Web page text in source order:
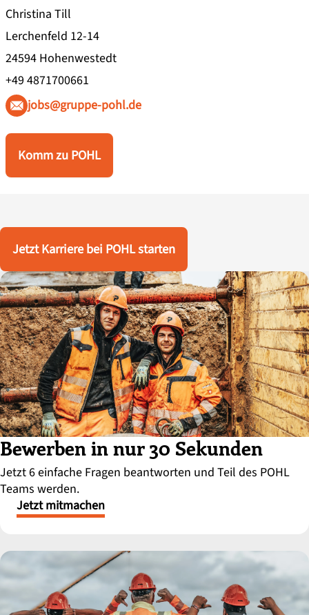
Christina Till
Lerchenfeld 12-14
24594 Hohenwestedt
+49 4871700661
jobs@gruppe-pohl.de
Komm zu POHL
Jetzt Karriere bei POHL starten
Bewerben in nur 30 Sekunden
Jetzt 6 einfache Fragen beantworten und Teil des POHL
Teams werden.
Jetzt mitmachen